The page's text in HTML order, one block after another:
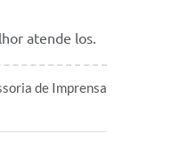
atende los.
de Imprensa